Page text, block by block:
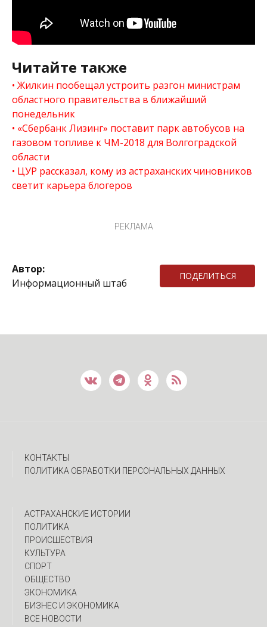
Читайте также
Жилкин пообещал устроить разгон министрам
областного правительства в ближайший
понедельник
«Сбербанк Лизинг» поставит парк автобусов на
газовом топливе к ЧМ-2018 для Волгоградской
области
ЦУР рассказал, кому из астраханских чиновников
светит карьера блогеров
РЕКЛАМА
Автор:
Информационный штаб
ПОДЕЛИТЬСЯ
КОНТАКТЫ
ПОЛИТИКА ОБРАБОТКИ ПЕРСОНАЛЬНЫХ ДАННЫХ
АСТРАХАНСКИЕ ИСТОРИИ
ПОЛИТИКА
ПРОИСШЕСТВИЯ
КУЛЬТУРА
СПОРТ
ОБЩЕСТВО
ЭКОНОМИКА
БИЗНЕС И ЭКОНОМИКА
ВСЕ НОВОСТИ